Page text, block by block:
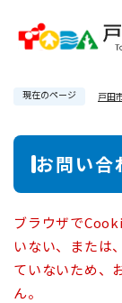
現在のページ 戸田
本
お問い合
ブラウザで
いない、または
ていないため、
ん。